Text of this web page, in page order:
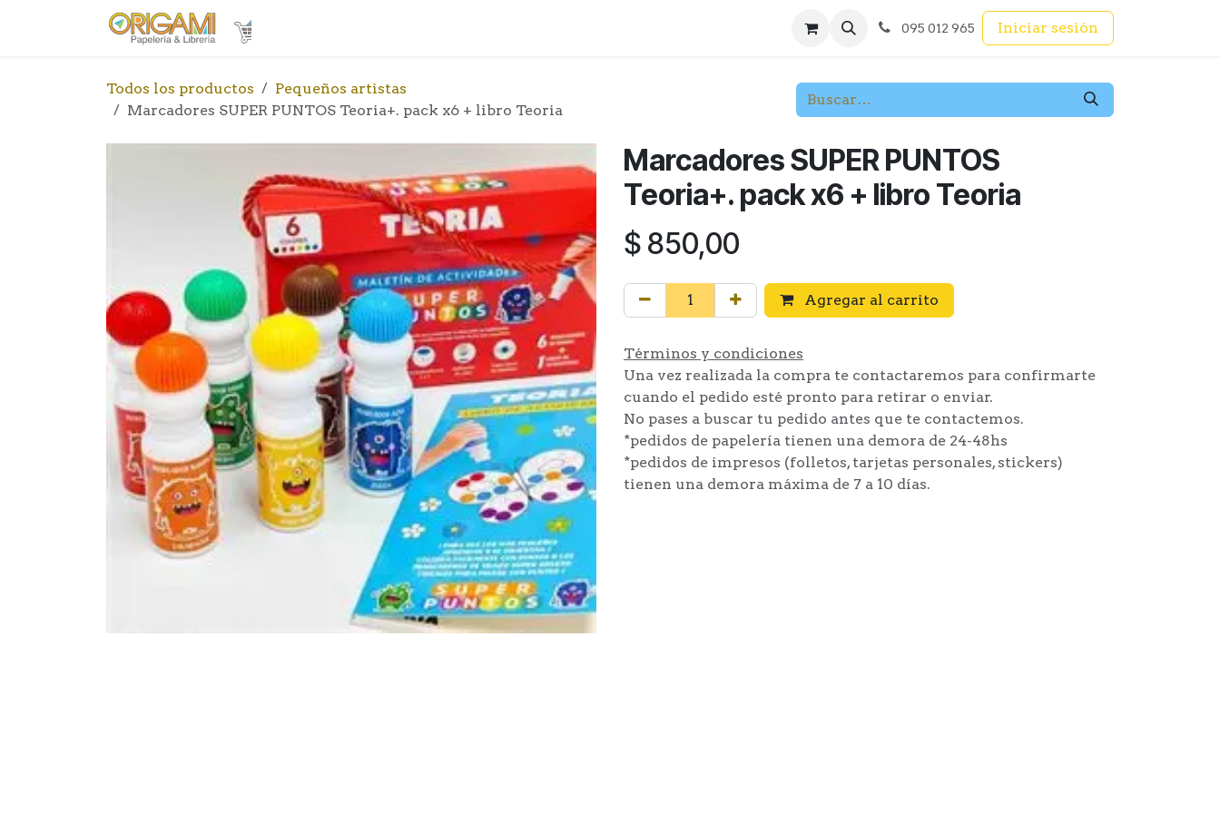
095 012 965 Iniciar sesión
Todos los productos
Pequeños artistas
Marcadores SUPER PUNTOS Teoria+. pack x6 + libro Teoria
Marcadores SUPER PUNTOS
Teoria+. pack x6 + libro Teoria
$ 850,00
Agregar al carrito
Términos y condiciones
Una vez realizada la compra te contactaremos para confirmarte
cuando el pedido esté pronto para retirar o enviar.
No pases a buscar tu pedido antes que te contactemos.
*pedidos de papelería tienen una demora de 24-48hs
*pedidos de impresos (folletos, tarjetas personales, stickers)
tienen una demora máxima de 7 a 10 días.